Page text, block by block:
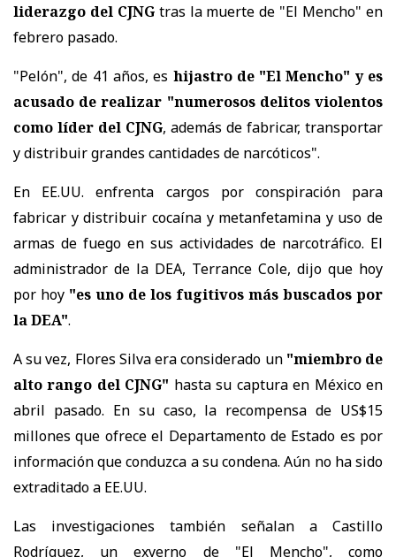
liderazgo del CJNGtras la muerte de "El Mencho" en
febrero pasado.
"Pelón", de 41 años, es hijastro de "El Mencho" y es
acusado de realizar "numerosos delitos violentos
como líder del CJNG, además de fabricar, transportar
y distribuir grandes cantidades de narcóticos".
En EE.UU. enfrenta cargos por conspiración para
fabricar y distribuir cocaína y metanfetamina y uso de
armas de fuego en sus actividades de narcotráfico. El
administrador de la DEA, Terrance Cole, dijo que hoy
por hoy "es uno de los fugitivos más buscados por
la DEA".
A su vez, Flores Silva era considerado un "miembro de
alto rango del CJNG" hasta su captura en México en
abril pasado. En su caso, la recompensa de US$15
millones que ofrece el Departamento de Estado es por
información que conduzca a su condena. Aún no ha sido
extraditado a EE.UU.
Las investigaciones también señalan a Castillo
Rodríguez, un exyerno de "El Mencho", como